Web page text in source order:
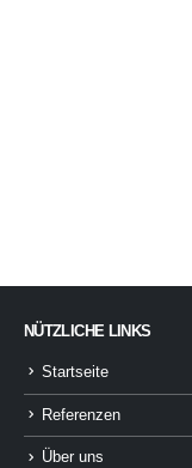
NÜTZLICHE LINKS
Startseite
Referenzen
Über uns